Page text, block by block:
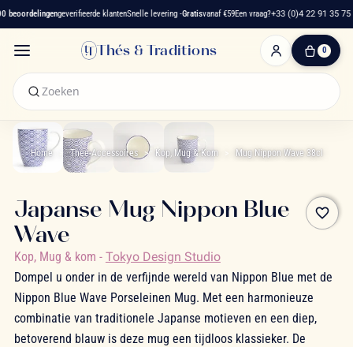
beoordelingengeverifieerde klantenSnelle levering -Gratisvanaf €59Een vraag?+33 (0)4 22 91 35 75
Thés & Traditions 0
0
Home Thee-Accessoires Kop, Mug & Kom Mug Nippon Wave 38cl
favorite_border
Japanse Mug Nippon Blue
Wave
Kop, Mug & kom - Tokyo Design Studio
Dompel u onder in de verfijnde wereld van Nippon Blue met de
Nippon Blue Wave Porseleinen Mug. Met een harmonieuze
combinatie van traditionele Japanse motieven en een diep,
betoverend blauw is deze mug een tijdloos klassieker. De